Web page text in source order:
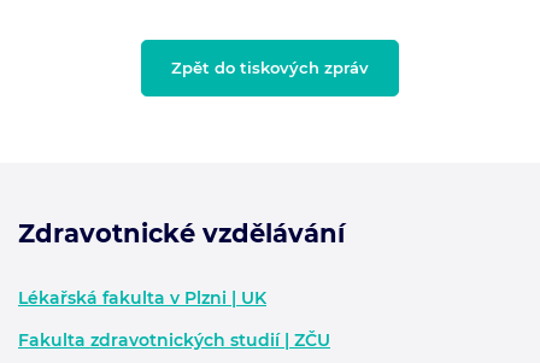
Zpět do tiskových zpráv
Zdravotnické vzdělávání
Lékařská fakulta v Plzni | UK
Fakulta zdravotnických studií | ZČU